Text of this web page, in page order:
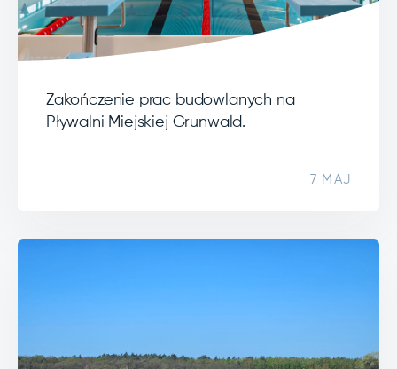
Zakończenie prac budowlanych na
Pływalni Miejskiej Grunwald.
7 MAJ